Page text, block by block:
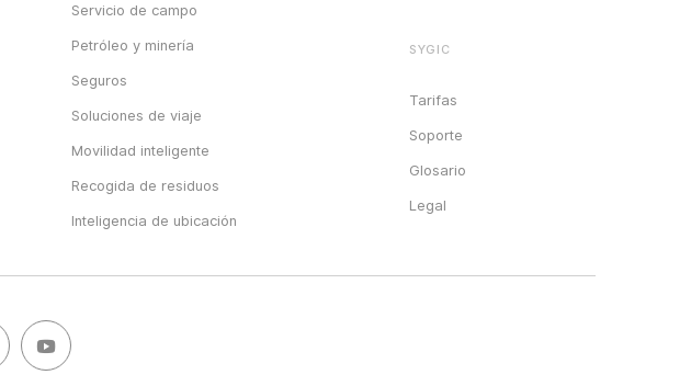
Servicio de campo
Petróleo y minería
Seguros
Soluciones de viaje
Movilidad inteligente
Recogida de residuos
Inteligencia de ubicación
SYGIC
Tarifas
Soporte
Glosario
Legal